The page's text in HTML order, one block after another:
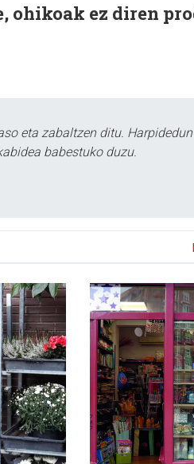
ohikoak ez diren
eta zabaltzen ditu.
babestuko duzu.